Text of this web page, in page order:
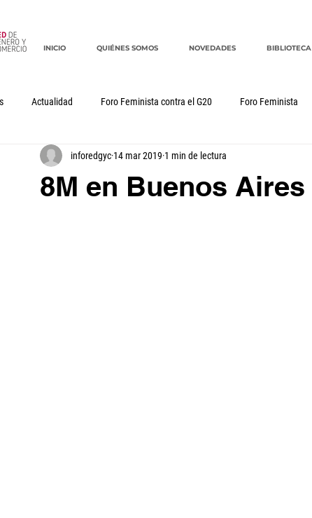
INICIO QUIÉNES SOMOS NOVEDADES BIBLIOTECA
Actualidad Foro Feminista contra el G20 Foro Feminista
Documentos Declaraciones Género, comercio y economía
8M en Buenos Aires
inforedgyc 14 mar 2019 1 min de lectura